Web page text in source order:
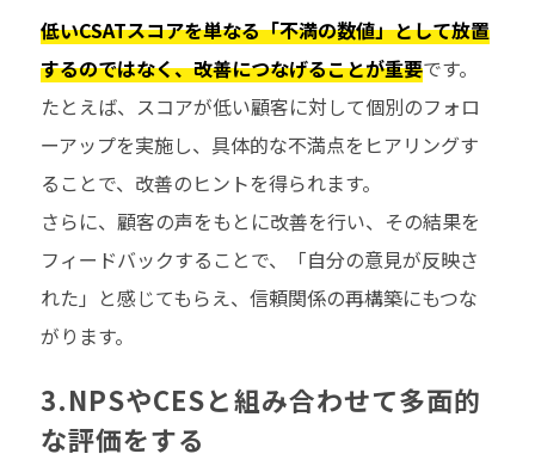
低いCSATスコアを単なる「不満の数値」として放置
するのではなく、改善につなげることが重要です。
たとえば、スコアが低い顧客に対して個別のフォロ
ーアップを実施し、具体的な不満点をヒアリングす
ることで、改善のヒントを得られます。
さらに、顧客の声をもとに改善を行い、その結果を
フィードバックすることで、「自分の意見が反映さ
れた」と感じてもらえ、信頼関係の再構築にもつな
がります。
3.NPSやCESと組み合わせて多面的
な評価をする